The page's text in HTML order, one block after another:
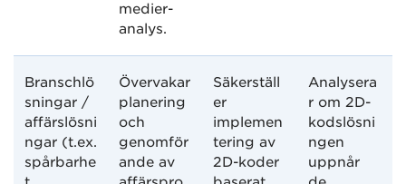
medier-
analys.
Branschlö
sningar /
affärslösni
ngar (t.ex.
spårbarhe
Övervakar
planering
och
genomför
ande av
Säkerställ
er
implemen
tering av
2D-koder
Analysera
r om 2D-
kodslösni
ngen
uppnår